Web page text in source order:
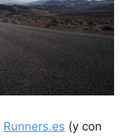
Runners.es (y con